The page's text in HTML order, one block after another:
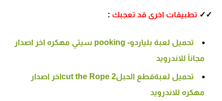
✓✓ تطبيقات اخرى قد تعجبك :
تحميل لعبة بلياردو- pooking سيتي مهكره اخر اصدار
مجانآ للاندرويد
تحميل لعبةقطع الحبلcut the Rope 2اخر اصدار
مهكره للاندرويد